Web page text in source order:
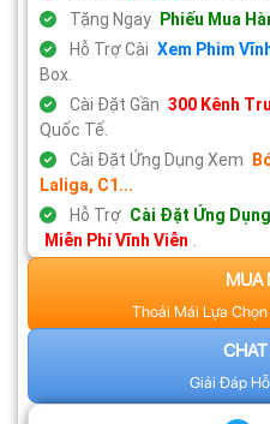
Tặng Ngay
Phiếu Mua
Hỗ Trợ Cài Xem Phim
Box.
Cài Đặt Gần 300 Kênh
Quốc Tế.
Cài Đặt Ứng Dụng Xem
Laliga, C1...
Hỗ Trợ Cài Đặt Ứng Dụng
Miễn Phí Vĩnh Viễn
MUA
Thoải Mái Lựa
Giải Đáp